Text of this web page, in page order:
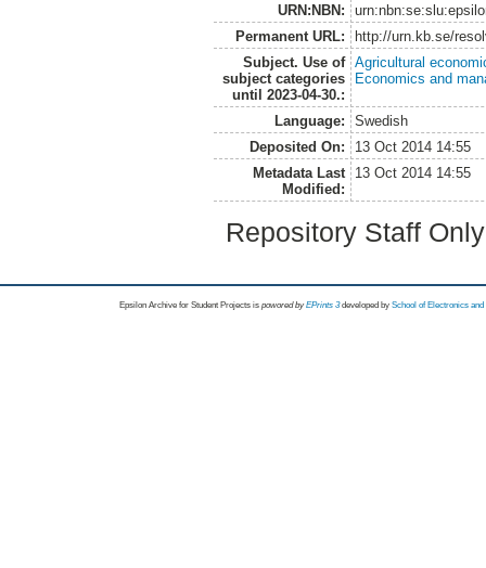
URN:NBN:
Permanent URL:
http://urn.kb.se/
Subject. Use of
subject categories
until 2023-04-30.:
Agricultural
Economics and
Language:
Swedish
Deposited On:
13 Oct 2014 14:55
Metadata Last
Modified:
13 Oct 2014 14:55
Repository Staff
Epsilon Archive for Student Projects is powored byEPrints 3 developed by School of Electronics